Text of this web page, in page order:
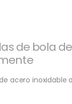
de bola
acero